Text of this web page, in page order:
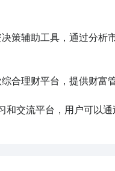
策辅助工具，通过分
合理财平台，提供财富
和交流平台，用户可以